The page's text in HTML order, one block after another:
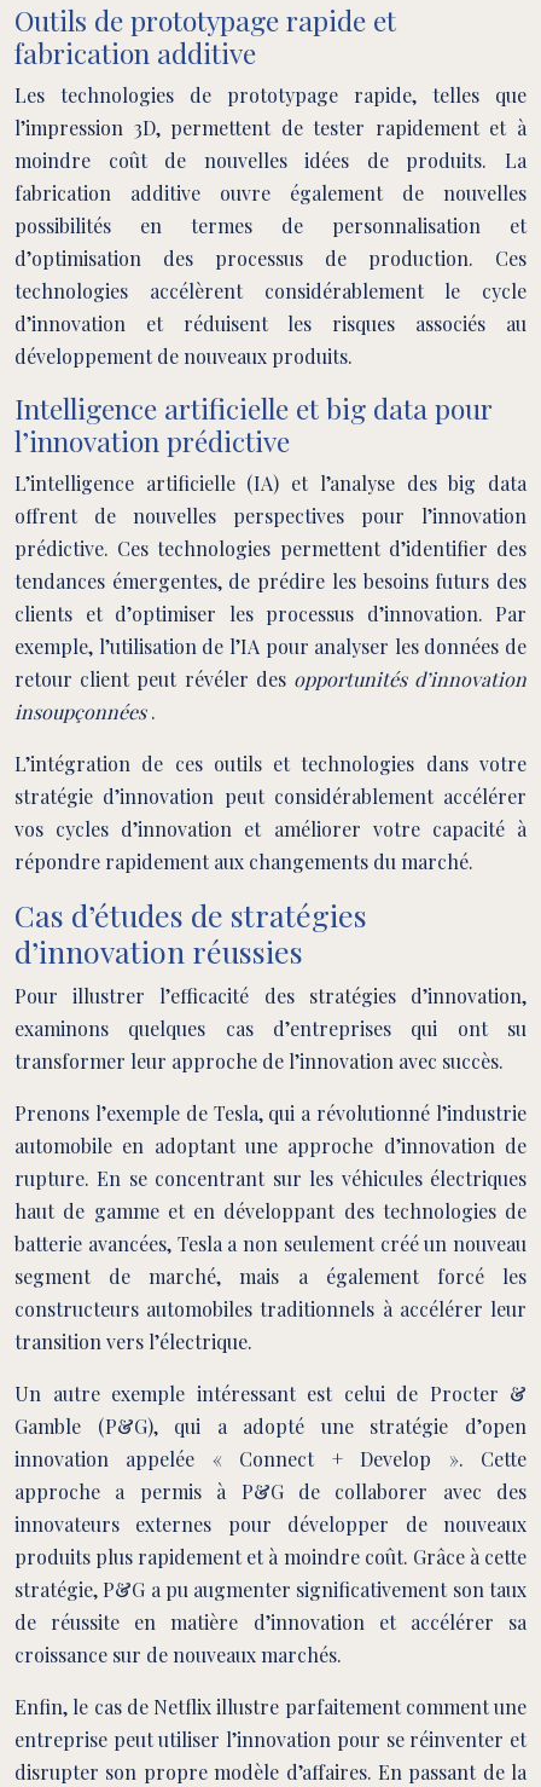
Outils de prototypage rapide et
fabrication additive
Les technologies de prototypage rapide, telles que
l’impression 3D, permettent de tester rapidement et à
moindre coût de nouvelles idées de produits. La
fabrication additive ouvre également de nouvelles
possibilités en termes de personnalisation et
d’optimisation des processus de production. Ces
technologies accélèrent considérablement le cycle
d’innovation et réduisent les risques associés au
développement de nouveaux produits.
Intelligence artificielle et big data pour
l’innovation prédictive
L’intelligence artificielle (IA) et l’analyse des big data
offrent de nouvelles perspectives pour l’innovation
prédictive. Ces technologies permettent d’identifier des
tendances émergentes, de prédire les besoins futurs des
clients et d’optimiser les processus d’innovation. Par
exemple, l’utilisation de l’IA pour analyser les données de
retour client peut révéler des opportunités d’innovation
insoupçonnées.
L’intégration de ces outils et technologies dans votre
stratégie d’innovation peut considérablement accélérer
vos cycles d’innovation et améliorer votre capacité à
répondre rapidement aux changements du marché.
Cas d’études de stratégies
d’innovation réussies
Pour illustrer l’efficacité des stratégies d’innovation,
examinons quelques cas d’entreprises qui ont su
transformer leur approche de l’innovation avec succès.
Prenons l’exemple de Tesla, qui a révolutionné l’industrie
automobile en adoptant une approche d’innovation de
rupture. En se concentrant sur les véhicules électriques
haut de gamme et en développant des technologies de
batterie avancées, Tesla a non seulement créé un nouveau
segment de marché, mais a également forcé les
constructeurs automobiles traditionnels à accélérer leur
transition vers l’électrique.
Un autre exemple intéressant est celui de Procter &
Gamble (P&G), qui a adopté une stratégie d’open
innovation appelée « Connect + Develop ». Cette
approche a permis à P&G de collaborer avec des
innovateurs externes pour développer de nouveaux
produits plus rapidement et à moindre coût. Grâce à cette
stratégie, P&G a pu augmenter significativement son taux
de réussite en matière d’innovation et accélérer sa
croissance sur de nouveaux marchés.
Enfin, le cas de Netflix illustre parfaitement comment une
entreprise peut utiliser l’innovation pour se réinventer et
disrupter son propre modèle d’affaires. En passant de la